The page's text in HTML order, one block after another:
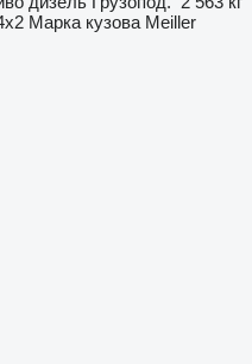
Марка кузова Meiller